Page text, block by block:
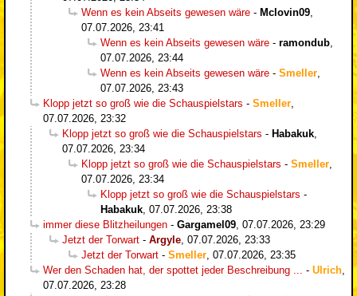
Wenn es kein Abseits gewesen wäre - Mclovin09
07.07.2026, 23:41
Wenn es kein Abseits gewesen wäre - ramondub
07.07.2026, 23:44
Wenn es kein Abseits gewesen wäre - Smeller
07.07.2026, 23:43
Klopp jetzt so groß wie die Schauspielstars - Smeller
07.07.2026, 23:32
Klopp jetzt so groß wie die Schauspielstars - Habakuk
07.07.2026, 23:34
Klopp jetzt so groß wie die Schauspielstars - Smeller
07.07.2026, 23:34
Klopp jetzt so groß wie die Schauspielstars -
Habakuk 07.07.2026, 23:38
immer diese Blitzheilungen - Gargamel09 07.07.2026, 23:29
Jetzt der Torwart - Argyle 07.07.2026, 23:33
Jetzt der Torwart - Smeller 07.07.2026, 23:35
Wer den Schaden hat, der spottet jeder Beschreibung ...
- Ulrich
07.07.2026, 23:28